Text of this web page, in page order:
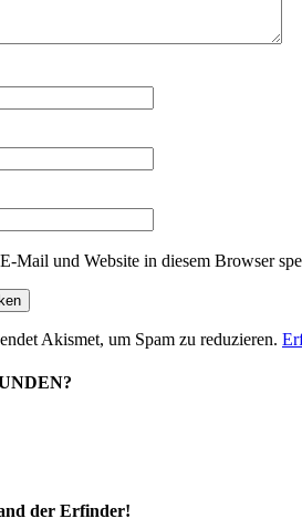
Mail und Website in diesem Browser
Akismet, um Spam zu reduzieren.
der Erfinder!